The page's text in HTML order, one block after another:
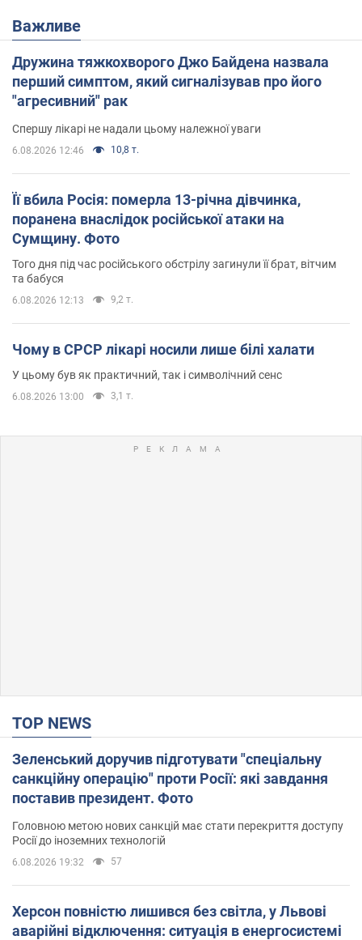
Важливе
Дружина тяжкохворого Джо Байдена назвала
перший симптом, який сигналізував про його
"агресивний" рак
Спершу лікарі не надали цьому належної уваги
6.08.2026 12:46 10,8 т.
Її вбила Росія: померла 13-річна дівчинка,
поранена внаслідок російської атаки на
Сумщину. Фото
Того дня під час російського обстрілу загинули її брат, вітчим
та бабуся
6.08.2026 12:13 9,2 т.
Чому в СРСР лікарі носили лише білі халати
У цьому був як практичний, так і символічний сенс
6.08.2026 13:00 3,1 т.
TOP NEWS
Зеленський доручив підготувати "спеціальну
санкційну операцію" проти Росії: які завдання
поставив президент. Фото
Головною метою нових санкцій має стати перекриття доступу
Росії до іноземних технологій
6.08.2026 19:32 57
Херсон повністю лишився без світла, у Львові
аварійні відключення: ситуація в енергосистемі